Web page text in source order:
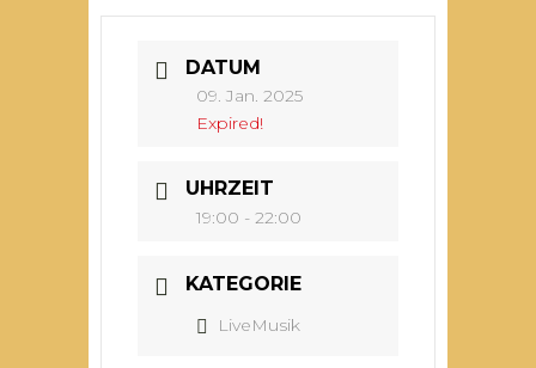
DATUM
09. Jan. 2025
Expired!
UHRZEIT
19:00 - 22:00
KATEGORIE
LiveMusik